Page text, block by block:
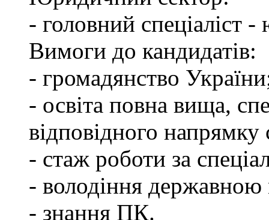
- головний спеціаліст
Вимоги до кандидатів:
- громадянство
- освіта повна вища,
відповідного
- стаж роботи за
- володіння
- знання ПК.